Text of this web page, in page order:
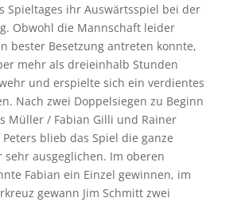
Spieltages ihr Auswärtsspiel bei der
Obwohl die Mannschaft leider
bester Besetzung antreten konnte,
mehr als dreieinhalb Stunden
und erspielte sich ein verdientes
Nach zwei Doppelsiegen zu Beginn
Müller / Fabian Gilli und Rainer
blieb das Spiel die ganze
sehr ausgeglichen. Im oberen
Fabian ein Einzel gewinnen, im
gewann Jim Schmitt zwei